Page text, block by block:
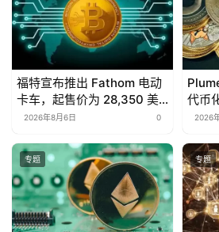
福特宣布推出 Fathom 电动
卡车，起售价为 28,350 美
元2026年8月6日 0
代币
2026
专题 专题